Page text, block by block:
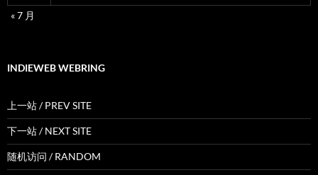
« 7 月
INDIEWEB WEBRING
上一站 / PREV SITE
下一站 / NEXT SITE
随机访问 / RANDOM